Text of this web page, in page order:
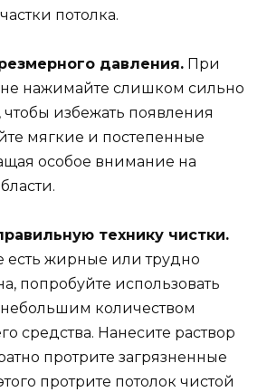
потолка.
давления. При
не нажимайте слишком сильно
чтобы избежать появления
мягкие и постепенные
особое внимание на
технику чистки.
есть жирные или трудно
попробуйте использовать
количеством
средства. Нанесите раствор
протрите загрязненные
протрите потолок чистой